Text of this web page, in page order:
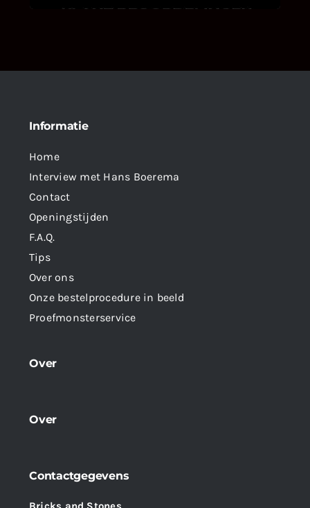
Informatie
Home
Interview met Hans Boerema
Contact
Openingstijden
F.A.Q.
Tips
Over ons
Onze bestelprocedure in beeld
Proefmonsterservice
Over
Over
Contactgegevens